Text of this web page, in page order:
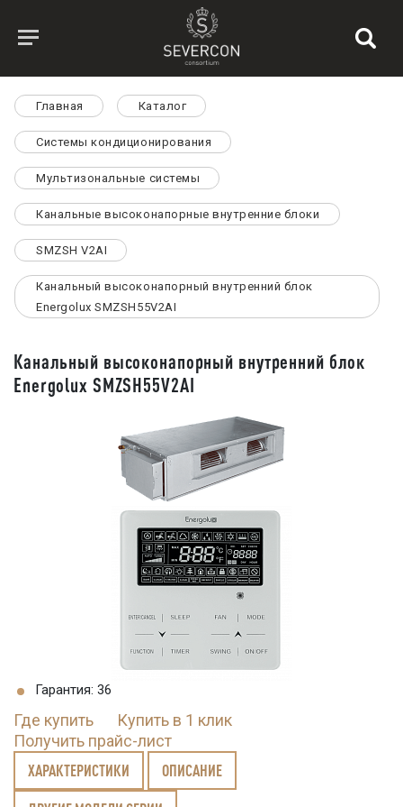
Главная Каталог
Системы кондиционирования
Мультизональные системы
Канальные высоконапорные внутренние блоки
SMZSH V2AI
Канальный высоконапорный внутренний блок
Energolux SMZSH55V2AI
Канальный высоконапорный внутренний блок
Energolux SMZSH55V2AI
Гарантия: 36
Где купить
Купить в 1 клик
Получить прайс-лист
ХАРАКТЕРИСТИКИ ОПИСАНИЕ